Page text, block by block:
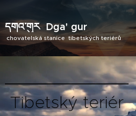
དགའ་གུརDga' gur
chovatelská stanice tibetských teriérů
Tibetský teriér